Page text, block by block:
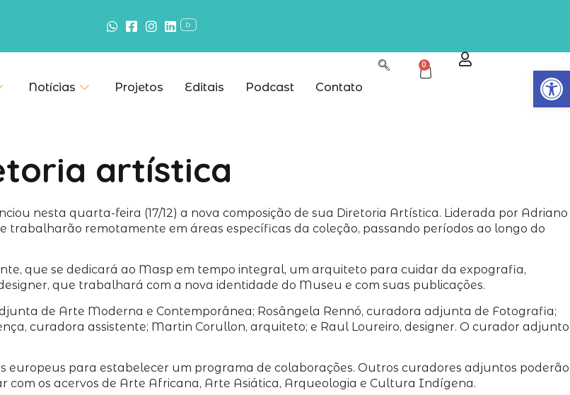
Abrir
Notícias Projetos Editais Podcast Contato
0
artística
nesta quarta-feira (17/12) a nova composição de sua Diretoria Artística. Liderada por Adriano
remotamente em áreas específicas da coleção, passando períodos ao longo do
que se dedicará ao Masp em tempo integral, um arquiteto para cuidar da expografia,
que trabalhará com a nova identidade do Museu e com suas publicações.
de Arte Moderna e Contemporânea; Rosângela Rennó, curadora adjunta de Fotografia;
curadora assistente; Martin Corullon, arquiteto; e Raul Loureiro, designer. O curador adjunto
europeus para estabelecer um programa de colaborações. Outros curadores adjuntos poderão
os acervos de Arte Africana, Arte Asiática, Arqueologia e Cultura Indígena.